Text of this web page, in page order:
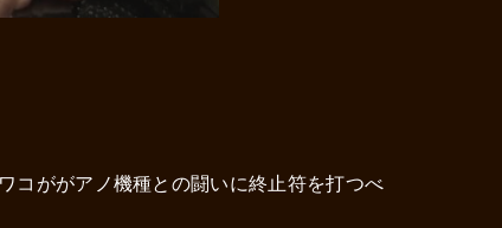
コががアノ機種との闘いに終止符を打つべ